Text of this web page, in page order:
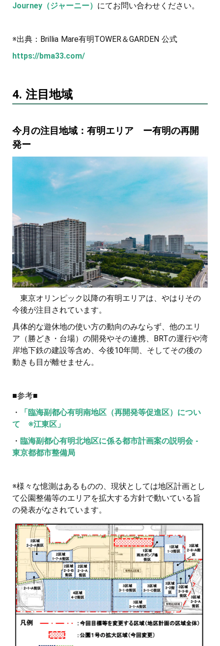
Journey（ジャーニー） にてお問い合わせください。
※出典：Brillia Mare有明TOWER＆GARDEN 公式
https://bma33.com/
4. 注目地域
今月の注目地域：有明エリア ー有明の再開
発ー
東京オリンピック以降の有明エリアは、やはりその
今後が注目されています。
具体的な遊休地の使い方の動向のみならず、他のエリ
ア（勝どき・台場）の開発やその連携、BRTの運行や湾
岸地下鉄の建設等含め、今後10年間、そしてその後の
動きも目が離せません。
■参考■
・
「臨海副都心有明南地区（再開発等促進区）につい
て ※江東区」
・ 臨海副都心有明北地区に係る都市計画案の説明会 -
東京都都市整備局
※様々な憶測はあるものの、現状としては地区計画とし
て公園整備等のエリアを拡大する方針で動いている旨
の発表がなされています。